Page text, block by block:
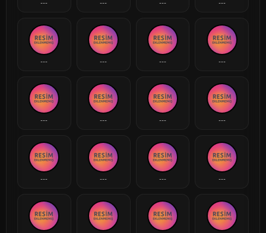
--- --- --- ---
--- --- --- ---
--- --- --- ---
--- --- --- ---